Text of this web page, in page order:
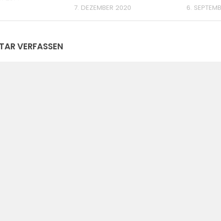
7. DEZEMBER 2020 6.
VERFASSEN